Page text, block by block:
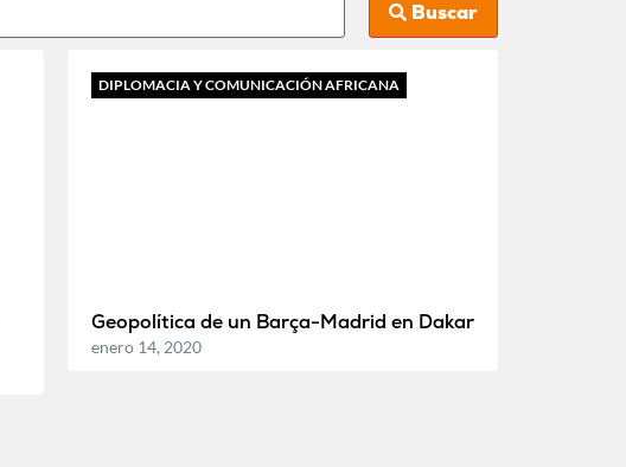
Buscar
DIPLOMACIA Y COMUNICACIÓN AFRICANA
Geopolítica de un Barça-Madrid en Dakar
enero 14, 2020